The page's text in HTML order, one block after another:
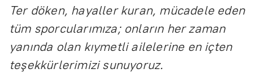
Ter döken, hayaller kuran, mücadele eden
tüm sporcularımıza; onların her zaman
yanında olan kıymetli ailelerine en içten
teşekkürlerimizi sunuyoruz.